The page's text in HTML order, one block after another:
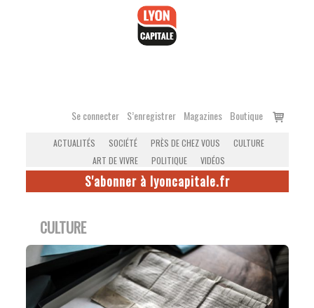
Se connecter S’enregistrer Magazines Boutique
Voir
ACTUALITÉS SOCIÉTÉ PRÈS DE CHEZ VOUS
CULTURE
ART DE VIVRE
POLITIQUE VIDÉOS
S'abonner à lyoncapitale.fr
CULTURE